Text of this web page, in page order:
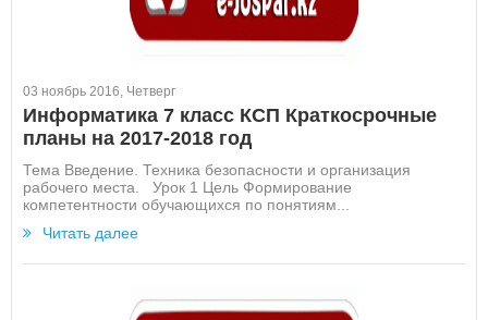
03 ноябрь 2016, Четверг
Информатика 7 класс КСП Краткосрочные
планы на 2017-2018 год
Тема Введение. Техника безопасности и организация
рабочего места. Урок 1 Цель Формирование
компетентности обучающихся по понятиям...
Читать далее